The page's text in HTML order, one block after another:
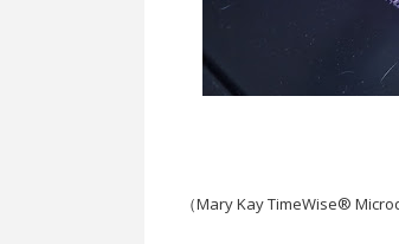
（Mary Kay TimeWise®